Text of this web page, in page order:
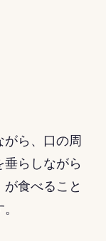
がら、口の周
垂らしながら
食べること